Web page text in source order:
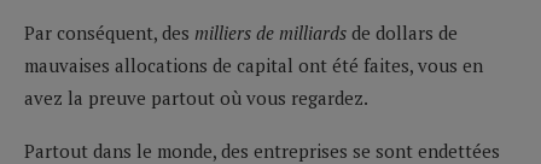
Par conséquent, des milliers de milliards de dollars de
mauvaises allocations de capital ont été faites, vous en
avez la preuve partout où vous regardez.
Partout dans le monde, des entreprises se sont endettées